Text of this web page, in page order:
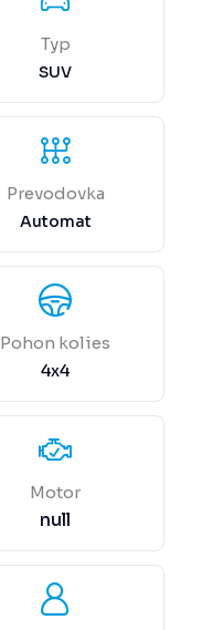
Typ
SUV
Prevodovka
Automat
Pohon kolies
4x4
Motor
null